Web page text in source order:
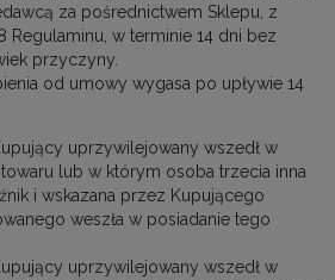
za pośrednictwem Sklepu, z
Regulaminu, w terminie 14 dni bez
przyczyny.
od umowy wygasa po upływie 14
uprzywilejowany wszedł w
lub w którym osoba trzecia inna
i wskazana przez Kupującego
weszła w posiadanie tego
uprzywilejowany wszedł w